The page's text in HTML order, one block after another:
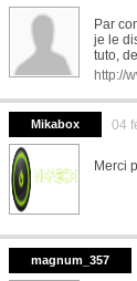
Par
je le
tuto,
http://
Mikabox 04
Merci
magnum_357